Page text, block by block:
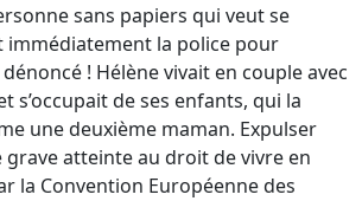
sans papiers qui veut se
immédiatement la police pour
! Hélène vivait en couple avec
s’occupait de ses enfants, qui la
une deuxième maman. Expulser
grave atteinte au droit de vivre en
la Convention Européenne des